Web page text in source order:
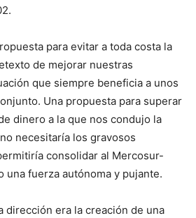
para evitar a toda costa la
de mejorar nuestras
que siempre beneficia a unos
Una propuesta para superar
dinero a la que nos condujo la
necesitaría los gravosos
consolidar al Mercosur-
una fuerza autónoma y pujante.
dirección era la creación de una